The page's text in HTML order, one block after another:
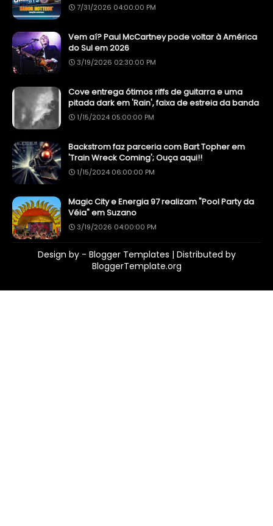
7/31/2026 04:00:00 PM
Vem aí? Paul McCartney pode voltar à América
do Sul em 2026
3/19/2026 02:30:00 PM
Cove entrega ótimos riffs de guitarra e uma
pitada dark em 'Rain', faixa de estreia da banda
1/15/2024 05:00:00 PM
Backstrom faz parceria com Bart Topher em
'Train Wreck Coming'; Ouça aqui!!
1/15/2024 06:00:00 PM
Magic City e Energia 97 realizam "Pool Party da
Véia" em Suzano
3/19/2026 04:00:00 PM
Design by - Blogger Templates | Distributed by
BloggerTemplate.org